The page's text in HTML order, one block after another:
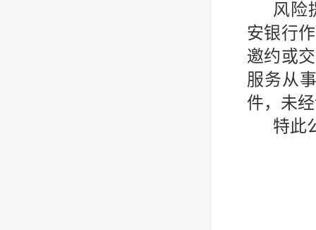
风险
安银行
邀约或
服务从
件，未
特此